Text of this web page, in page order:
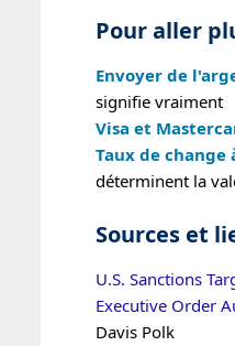
Pour aller
Envoyer de
signifie vraiment
Visa et
Taux de
déterminent la
Sources et
U.S. Sanctions
Executive Order
Davis Polk